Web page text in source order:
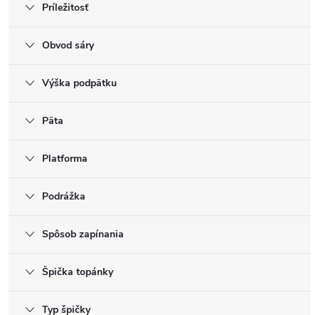
Príležitosť
Obvod sáry
Výška podpätku
Päta
Platforma
Podrážka
Spôsob zapínania
Špička topánky
Typ špičky